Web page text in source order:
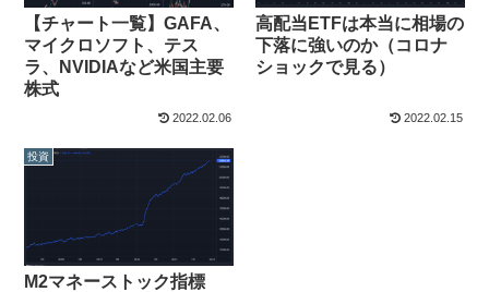
【チャート一覧】GAFA、
マイクロソフト、テス
ラ、NVIDIAなど米国主要
株式
2022.02.06
高配当ETFは本当に相場の
下落に強いのか（コロナ
ショックで見る）
2022.02.15
投資
M2マネーストック指標